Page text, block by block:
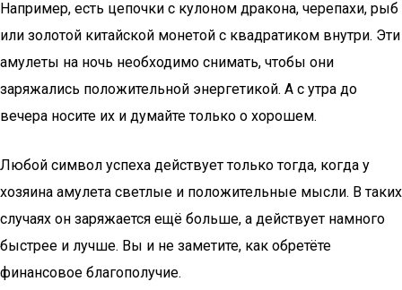
Например, есть цепочки с кулоном дракона, черепахи, рыб
или золотой китайской монетой с квадратиком внутри. Эти
амулеты на ночь необходимо снимать, чтобы они
заряжались положительной энергетикой. А с утра до
вечера носите их и думайте только о хорошем.
Любой символ успеха действует только тогда, когда у
хозяина амулета светлые и положительные мысли. В таких
случаях он заряжается ещё больше, а действует намного
быстрее и лучше. Вы и не заметите, как обретёте
финансовое благополучие.